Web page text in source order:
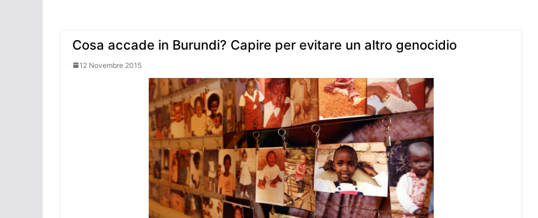
Cosa accade in Burundi? Capire per evitare un altro genocidio
12 Novembre 2015